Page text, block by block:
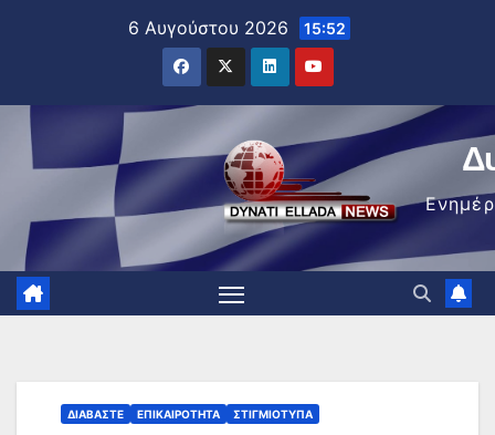
6 Αυγούστου 2026 15:52
ΔΙΑΒΆΣΤΕ ΕΠΙΚΑΙΡΌΤΗΤΑ ΣΤΙΓΜΙΌΤΥΠΑ